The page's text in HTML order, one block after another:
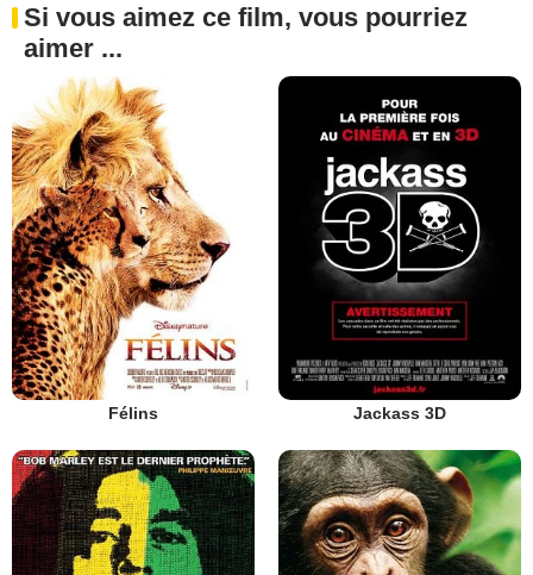
Si vous aimez ce film, vous pourriez
aimer ...
Félins Jackass 3D